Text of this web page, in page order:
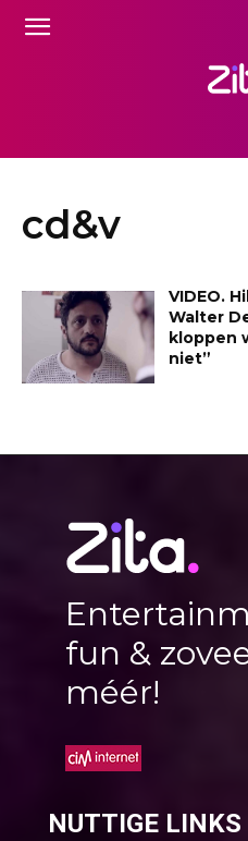
cd&v
VIDEO.
Walter
kloppen
niet”
fun &
méér!
NUTTIGE LINKS